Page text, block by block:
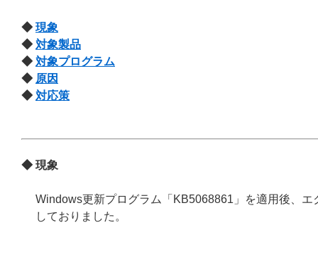
◆ 現象
◆ 対象製品
◆ 対象プログラム
◆ 原因
◆ 対応策
◆ 現象
Windows更新プログラム「KB5068861」を適用後、
しておりました。